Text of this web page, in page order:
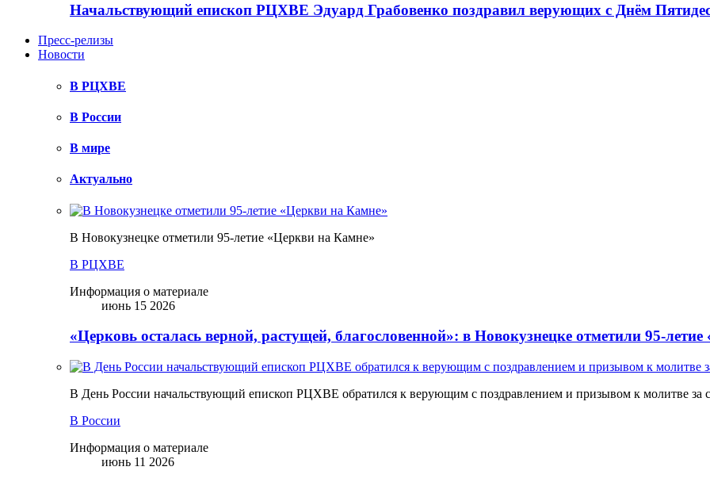
Начальствующий епископ РЦХВЕ Эдуард Грабовенко поздравил верующих с Днём
Пресс-релизы
Новости
В РЦХВЕ
В России
В мире
Актуально
В Новокузнецке отметили 95-летие «Церкви на Камне»
В РЦХВЕ
Информация о материале
июнь 15 2026
«Церковь осталась верной, растущей, благословенной»: в Новокузнецке отметили 95-
В День России начальствующий епископ РЦХВЕ обратился к верующим с поздравлением и призывом к молитве за
В России
Информация о материале
июнь 11 2026